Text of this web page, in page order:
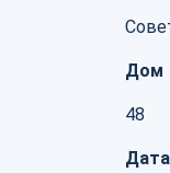
Дом
48